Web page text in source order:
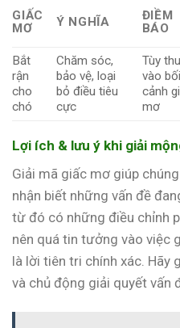
GIẤC
MƠ
Ý NGHĨA
ĐIỀM
BÁO
Bắt
rận
cho
chó
Chăm sóc,
bảo vệ, loại
bỏ điều tiêu
cực
Tùy
vào bối
cảnh
mơ
Lợi ích & lưu ý khi giải
Giải mã giấc mơ giúp
nhận biết những vấn đề
từ đó có những điều chỉnh
nên quá tin tưởng vào việc
là lời tiên tri chính xác.
và chủ động giải quyết vấn